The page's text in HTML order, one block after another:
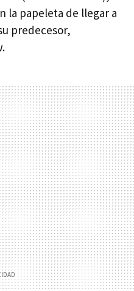
la papeleta de llegar a
predecesor,